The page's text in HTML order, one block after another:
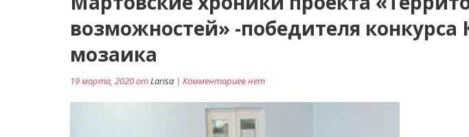
возможностей» -победителя конкурса
мозаика
19 марта, 2020 отLarisa | Комментариев нет